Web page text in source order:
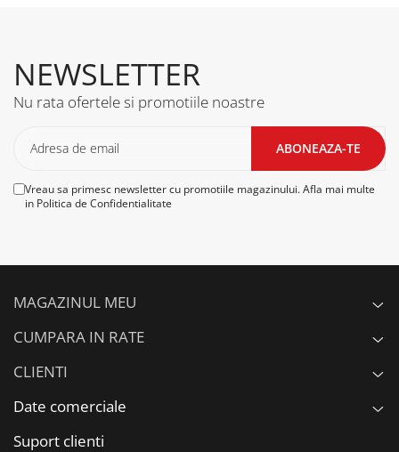
NEWSLETTER
Nu rata ofertele si promotiile noastre
Vreau sa primesc newsletter cu promotiile magazinului. Afla mai multe
in Politica de Confidentialitate
MAGAZINUL MEU
CUMPARA IN RATE
CLIENTI
Date comerciale
Suport clienti